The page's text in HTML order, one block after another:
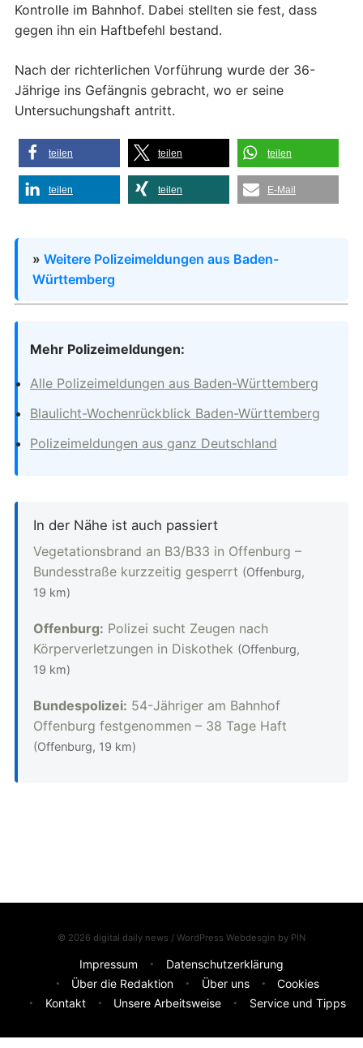
Kontrolle im Bahnhof. Dabei stellten sie fest, dass
gegen ihn ein Haftbefehl bestand.
Nach der richterlichen Vorführung wurde der 36-
Jährige ins Gefängnis gebracht, wo er seine
Untersuchungshaft antritt.
teilen teilen teilen
teilen teilen E-Mail
» Weitere Polizeimeldungen aus Baden-
Württemberg
Mehr Polizeimeldungen:
Alle Polizeimeldungen aus Baden-Württemberg
Blaulicht-Wochenrückblick Baden-Württemberg
Polizeimeldungen aus ganz Deutschland
In der Nähe ist auch passiert
Vegetationsbrand an B3/B33 in Offenburg –
Bundesstraße kurzzeitig gesperrt (Offenburg,
19 km)
Offenburg: Polizei sucht Zeugen nach
Körperverletzungen in Diskothek (Offenburg,
19 km)
Bundespolizei: 54-Jähriger am Bahnhof
Offenburg festgenommen – 38 Tage Haft
(Offenburg, 19 km)
© 2026 digital daily news / WordPress Webdesgin by PIN
Impressum
Datenschutzerklärung
Über die Redaktion
Über uns
Cookies
Kontakt
Unsere Arbeitsweise Service und Tipps